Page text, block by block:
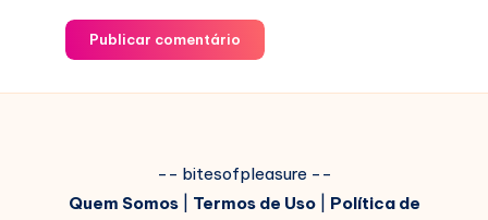
Publicar comentário
-- bitesofpleasure --
Quem Somos| Termos de Uso| Política de